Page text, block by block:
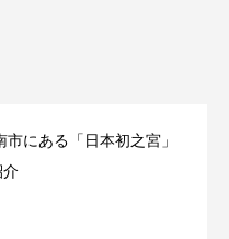
市にある「日本初之宮」
介